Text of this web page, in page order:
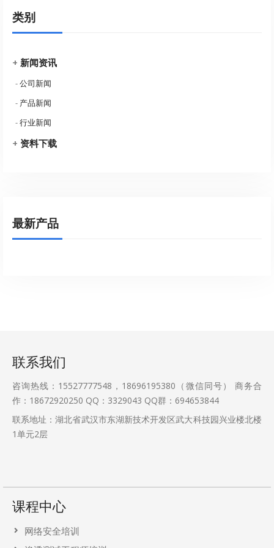
类别
+ 新闻资讯
-公司新闻
- 产品新闻
-行业新闻
+ 资料下载
最新产品
联系我们
咨询热线：15527777548，18696195380（微信同号） 商务合
作：18672920250 QQ：3329043 QQ群：694653844
联系地址：湖北省武汉市东湖新技术开发区武大科技园兴业楼北楼
1单元2层
课程中心
网络安全培训